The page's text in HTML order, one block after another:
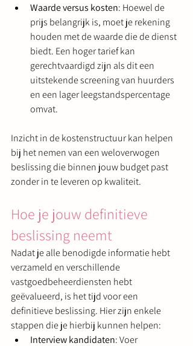
Waarde versus kosten: Hoewel de
prijs belangrijk is, moet je rekening
houden met de waarde die de dienst
biedt. Een hoger tarief kan
gerechtvaardigd zijn als dit een
uitstekende screening van huurders
en een lager leegstandspercentage
omvat.
Inzicht in de kostenstructuur kan helpen
bij het nemen van een weloverwogen
beslissing die binnen jouw budget past
zonder in te leveren op kwaliteit.
Hoe je jouw definitieve
beslissing neemt
Nadat je alle benodigde informatie hebt
verzameld en verschillende
vastgoedbeheerdiensten hebt
geëvalueerd, is het tijd voor een
definitieve beslissing. Hier zijn enkele
stappen die je hierbij kunnen helpen:
Interview kandidaten: Voer